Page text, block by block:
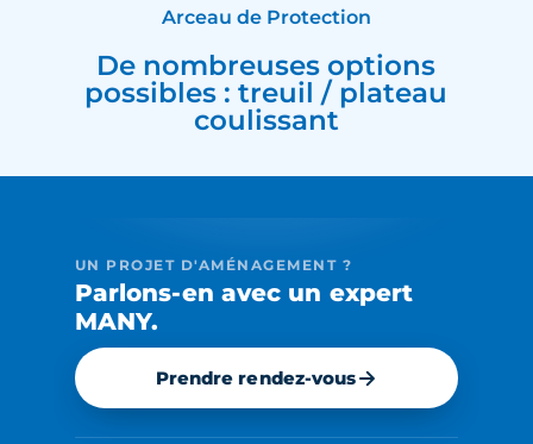
Arceau de Protection
De nombreuses options
possibles : treuil / plateau
coulissant
Prendre rendez-vous
UN PROJET D'AMÉNAGEMENT ?
Parlons-en avec un expert
MANY.